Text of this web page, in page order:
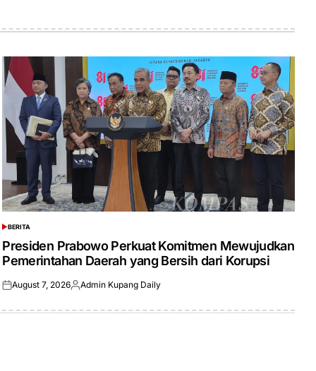
POSTED
IN
BERITA
Presiden Prabowo Perkuat Komitmen Mewujudkan
Pemerintahan Daerah yang Bersih dari Korupsi
Posted
August 7, 2026Posted
Admin Kupang Daily